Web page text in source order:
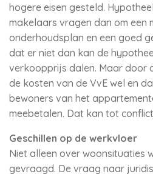
hogere eisen gesteld.
makelaars vragen dan om een
onderhoudsplan en een goed
dat er niet dan kan de
verkoopprijs dalen. Maar door
de kosten van de VvE wel en
bewoners van het
meebetalen. Dat kan tot
Geschillen op de werkvloer
Niet alleen over woonsituaties
gevraagd. De vraag naar